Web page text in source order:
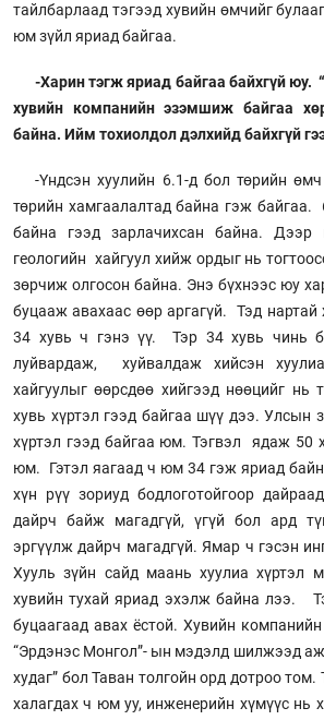
тайлбарлаад тэгээд хувийн өмчийг
юм зүйл яриад байгаа.
-Харин тэгж яриад байгаа байхгүй юу.
хувийн компанийн эзэмшиж байгаа
байна. Ийм тохиолдол дэлхийд байхгүй
-Үндсэн хуулийн 6.1-д бол төрийн
төрийн хамгаалалтад байна гэж байгаа.
байна гээд зарлачихсан байна. Дээр
геологийн хайгуул хийж ордыг нь
зөрчиж олгосон байна. Энэ бүхнээс юу
буцааж авахаас өөр аргагүй. Тэд нартай
34 хувь ч гэнэ үү. Тэр 34 хувь чинь
луйвардаж, хуйвалдаж хийсэн
хайгуулыг өөрсдөө хийгээд нөөцийг нь
хувь хүртэл гээд байгаа шүү дээ. Улсын
хүртэл гээд байгаа юм. Тэгвэл ядаж 50
юм. Гэтэл яагаад ч юм 34 гэж яриад
хүн рүү зориуд бодлоготойгоор
дайрч байж магадгүй, үгүй бол ард
эргүүлж дайрч магадгүй. Ямар ч гэсэн
Хууль зүйн сайд маань хуулиа хүртэл
хувийн тухай яриад эхэлж байна лээ.
буцаагаад авах ёстой. Хувийн
“Эрдэнэс Монгол”- ын мэдэлд шилжээд
худаг” бол Таван толгойн орд дотроо
халагдах ч юм уу, инженерийн хүмүүс нь